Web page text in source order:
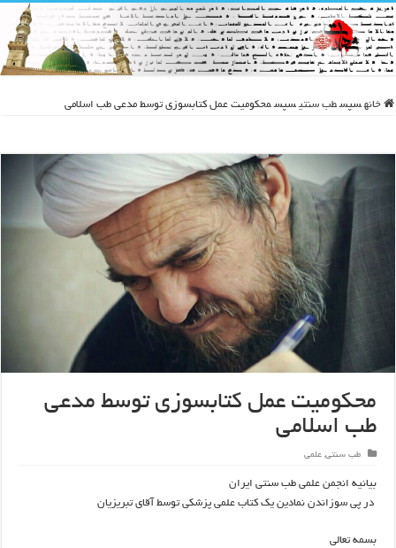
خانه سپس طب سنتی سپس محکومیت عمل کتابسوزی توسط مدعی طب اسلامی
محکومیت عمل کتابسوزی توسط مدعی
طب اسلامی
طب سنتی,علمی
بیانیه انجمن علمی طب سنتی ایران
در پی سوزاندن نمادین یک کتاب علمی پزشکی توسط آقای تبریزیان
بسمه تعالی